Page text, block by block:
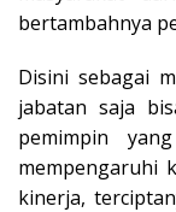
bertambahnya
Disini sebagai
jabatan saja
pemimpin
mempengaruhi
kinerja,